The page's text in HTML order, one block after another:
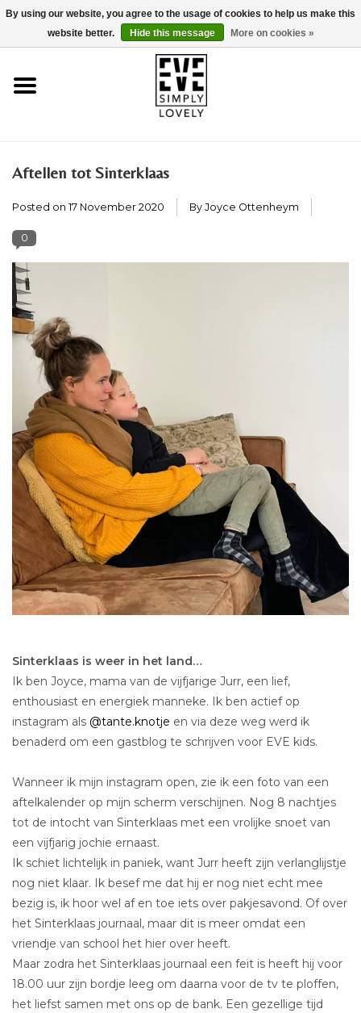
0 Items - €0,00
Home
Sustainability
Webshop
Brands
Strollercheck
Kid-Sit
Aftellen tot Sinterklaas
Posted on 17 November 2020 By Joyce Ottenheym
0
Sinterklaas is weer in het land…
Ik ben Joyce, mama van de vijfjarige Jurr, een lief,
enthousiast en energiek manneke. Ik ben actief op
instagram als @tante.knotje en via deze weg werd ik
benaderd om een gastblog te schrijven voor EVE kids.
Wanneer ik mijn instagram open, zie ik een foto van een
aftelkalender op mijn scherm verschijnen. Nog 8 nachtjes
tot de intocht van Sinterklaas met een vrolijke snoet van
een vijfjarig jochie ernaast.
Ik schiet lichtelijk in paniek, want Jurr heeft zijn verlanglijstje
nog niet klaar. Ik besef me dat hij er nog niet echt mee
bezig is, ik hoor wel af en toe iets over pakjesavond. Of over
het Sinterklaas journaal, maar dit is meer omdat een
vriendje van school het hier over heeft.
Maar zodra het Sinterklaas journaal een feit is heeft hij voor
18.00 uur zijn bordje leeg om daarna voor de tv te ploffen,
het liefst samen met ons op de bank. Een gezellige tijd
By using our website, you agree to the usage of cookies to help us make this
website better.
Hide this message More on cookies »